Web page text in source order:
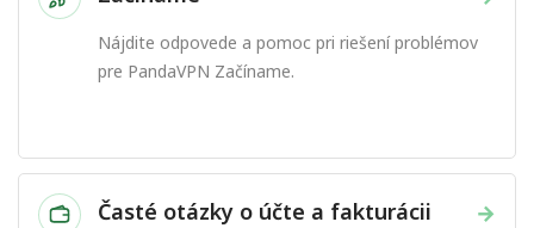
Nájdite odpovede a pomoc pri riešení problémov
pre PandaVPN Začíname.
→
Časté otázky o účte a fakturácii